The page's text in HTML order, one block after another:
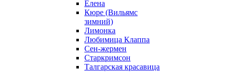
Елена
Кюре (Вильямс
зимний)
Лимонка
Любимица Клаппа
Сен-жермен
Старкримсон
Талгарская красавица